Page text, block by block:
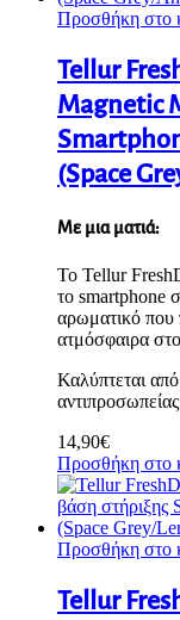
Προσθήκη στο
Tellur
Magnetic
(Space
Με μια ματιά:
Το Tellur
το smartphone
αρωματικό που
ατμόσφαιρα
Καλύπτεται
14,90€
Προσθήκη στο
Προσθήκη στο
Tellur